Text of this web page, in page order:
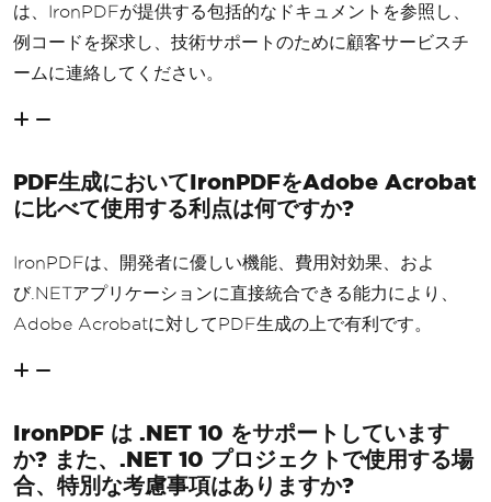
は、IronPDFが提供する包括的なドキュメントを参照し、
例コードを探求し、技術サポートのために顧客サービスチ
ームに連絡してください。
PDF生成においてIronPDFをAdobe Acrobat
に比べて使用する利点は何ですか?
IronPDFは、開発者に優しい機能、費用対効果、およ
び.NETアプリケーションに直接統合できる能力により、
Adobe Acrobatに対してPDF生成の上で有利です。
IronPDF は .NET 10 をサポートしています
か? また、.NET 10 プロジェクトで使用する場
合、特別な考慮事項はありますか?